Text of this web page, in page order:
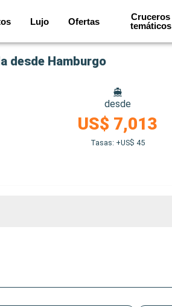
Lujo Ofertas
Cruceros
temáticos
desde Hamburgo
desde
US$ 7,013
Tasas: +US$ 45